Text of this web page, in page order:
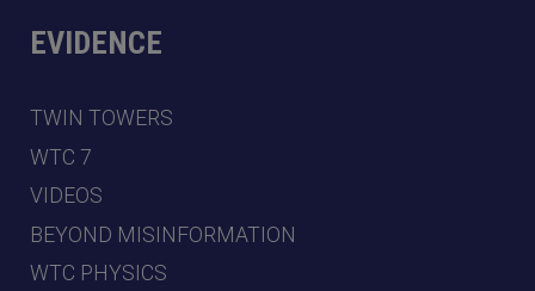
EVIDENCE
TWIN TOWERS
WTC 7
VIDEOS
BEYOND MISINFORMATION
WTC PHYSICS